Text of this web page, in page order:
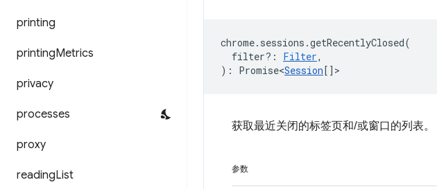
printing
printingMetrics
privacy
processes
proxy
readingList
chrome. sessions .getRecentlyClosed(
filter? : Filter,
) : Promise<Session[] >
获取最近关闭的标签页和/或窗口的列表。
参数